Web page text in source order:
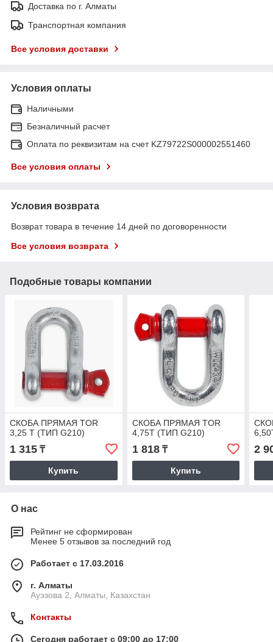
Доставка по г. Алматы
Транспортная компания
Все условия доставки
Условия оплаты
Наличными
Безналичный расчет
Оплата по реквизитам на счет KZ79722S000002551460
Все условия оплаты
Условия возврата
Возврат товара в течение 14 дней по договоренности
Все условия возврата
Подобные товары компании
СКОБА ПРЯМАЯ TOR
3,25 Т (ТИП G210)
1 315 ₸
Купить
СКОБА ПРЯМАЯ TOR
4,75Т (ТИП G210)
1 818₸
Купить
2
О нас
Рейтинг не сформирован
Менее 5 отзывов за последний год
Работает с 17.03.2016
г. Алматы
Ауэзова 2, Алматы, Казахстан
Контакты
Сегодня работает с 09:00 до 17:00